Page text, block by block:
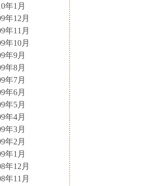
年1月
年12月
年11月
年10月
年9月
年8月
年7月
年6月
年5月
年4月
年3月
年2月
年1月
年12月
年11月